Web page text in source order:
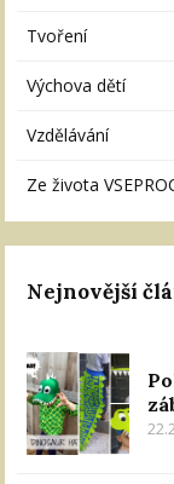
Tvoření
Výchova dětí
Vzdělávání
Ze života
Nejnovější